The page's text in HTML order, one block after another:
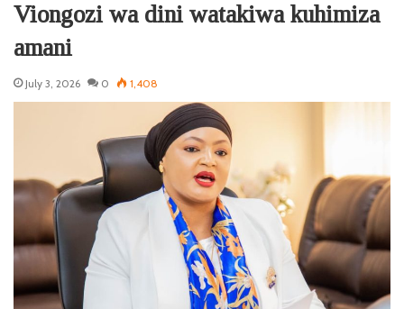
Viongozi wa dini watakiwa kuhimiza
amani
July 3, 2026 0 1,408